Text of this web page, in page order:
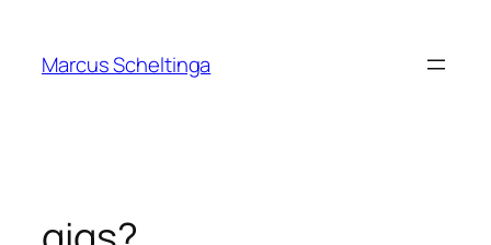
springen
Marcus Scheltinga